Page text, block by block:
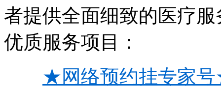
者提供全面细致的医疗
优质服务项目：
★网络预约挂专家